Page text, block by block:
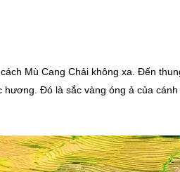
Mù Cang Chải không xa. Đến
Đó là sắc vàng óng ả của